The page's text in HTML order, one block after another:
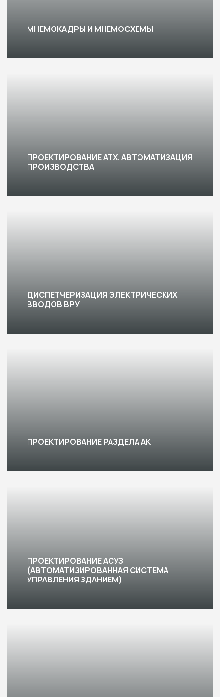
МНЕМОКАДРЫ И МНЕМОСХЕМЫ
ПРОЕКТИРОВАНИЕ АТХ. АВТОМАТИЗАЦИЯ
ПРОИЗВОДСТВА
ДИСПЕТЧЕРИЗАЦИЯ ЭЛЕКТРИЧЕСКИХ
ВВОДОВ ВРУ
ПРОЕКТИРОВАНИЕ РАЗДЕЛА АК
ПРОЕКТИРОВАНИЕ АСУЗ
(АВТОМАТИЗИРОВАННАЯ СИСТЕМА
УПРАВЛЕНИЯ ЗДАНИЕМ)